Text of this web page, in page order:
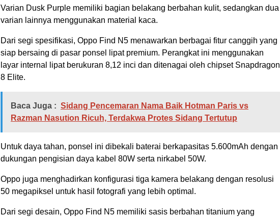
Varian Dusk Purple memiliki bagian belakang berbahan kulit, sedangkan dua
varian lainnya menggunakan material kaca.
Dari segi spesifikasi, Oppo Find N5 menawarkan berbagai fitur canggih yang
siap bersaing di pasar ponsel lipat premium. Perangkat ini menggunakan
layar internal lipat berukuran 8,12 inci dan ditenagai oleh chipset Snapdragon
8 Elite.
Baca Juga : Sidang Pencemaran Nama Baik Hotman Paris vs
Razman Nasution Ricuh, Terdakwa Protes Sidang Tertutup
Untuk daya tahan, ponsel ini dibekali baterai berkapasitas 5.600mAh dengan
dukungan pengisian daya kabel 80W serta nirkabel 50W.
Oppo juga menghadirkan konfigurasi tiga kamera belakang dengan resolusi
50 megapiksel untuk hasil fotografi yang lebih optimal.
Dari segi desain, Oppo Find N5 memiliki sasis berbahan titanium yang